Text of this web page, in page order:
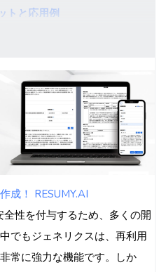
トと応用例
メリット
めの10のヒント
きだけジェネリクスを使用す
タの制約を適切に活用する
ト型パラメータの設定
ードで型推論を強化する
(Conditional Types) の活
Typesとの組み合わせで型変
成！ RESUMY.AI
性を付与するため、多くの開
でもジェネリクスは、再利用
常に強力な機能です。しか